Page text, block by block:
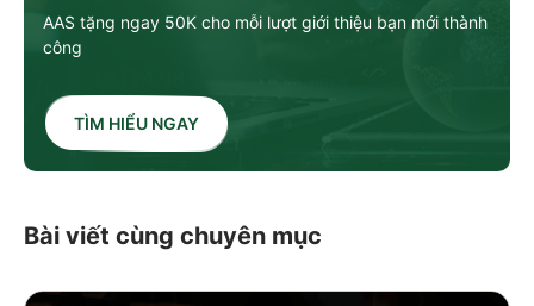
AAS tặng ngay 50K cho mỗi lượt giới thiệu bạn mới thành
công
TÌM HIỂU NGAY
Bài viết cùng chuyên mục